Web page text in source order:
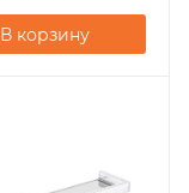
В корзину